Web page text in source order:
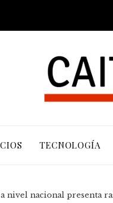
TECNOLOGÍA
nivel nacional presenta